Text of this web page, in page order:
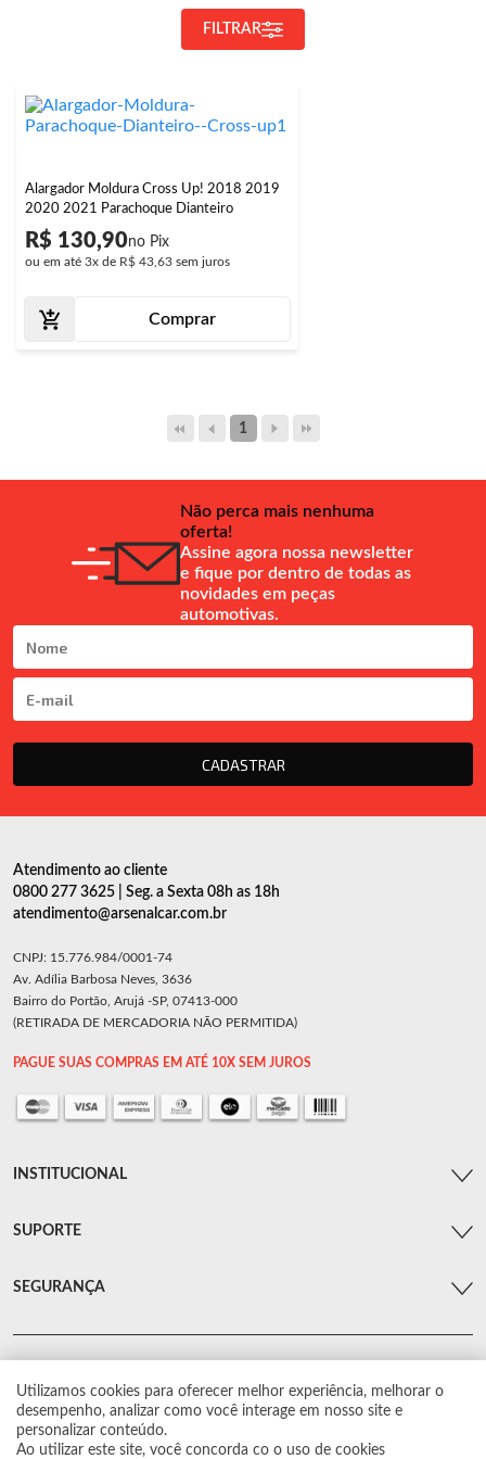
FILTRAR
Alargador Moldura Cross Up! 2018 2019
2020 2021 Parachoque Dianteiro
R$ 130,90
ou em até 3x de R$ 43,63 sem juros
Comprar
1
Não perca mais nenhuma
oferta!
Assine agora nossa newsletter
e fique por dentro de todas as
novidades em peças
automotivas.
CADASTRAR
Utilizamos cookies para oferecer melhor experiência, melhorar o
desempenho, analizar como você interage em nosso site e
personalizar conteúdo.
Ao utilizar este site, você concorda co o uso de cookies
Atendimento ao cliente
0800 277 3625 | Seg. a Sexta 08h as 18h
atendimento@arsenalcar.com.br
CNPJ: 15.776.984/0001-74
Av. Adília Barbosa Neves, 3636
Bairro do Portão, Arujá -SP, 07413-000
(RETIRADA DE MERCADORIA NÃO PERMITIDA)
PAGUE SUAS COMPRAS EM ATÉ 10X SEM JUROS
INSTITUCIONAL
SUPORTE
SEGURANÇA
© Arsenal Car. Todos os direitos reservados.
Proibida reprodução total ou parcial. Preços e estoque sujeito a alterações sem
aviso prévio.